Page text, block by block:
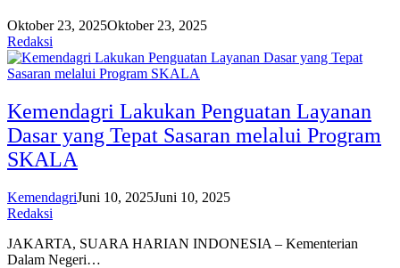
Oktober 23, 2025Oktober 23, 2025
Redaksi
Kemendagri Lakukan Penguatan Layanan
Dasar yang Tepat Sasaran melalui Program
SKALA
KemendagriJuni 10, 2025Juni 10, 2025
Redaksi
JAKARTA, SUARA HARIAN INDONESIA – Kementerian
Dalam Negeri…